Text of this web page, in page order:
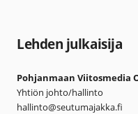
Lehden julkaisija
Pohjanmaan Viitosmedia
Yhtiön johto/hallinto
hallinto@seutumajakka.fi